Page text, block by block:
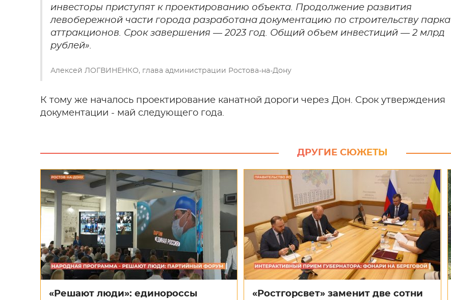
инвесторы приступят к проектированию объекта. Продолжение развития
левобережной части города разработана документацию по строительству парка
аттракционов. Срок завершения — 2023 год. Общий объем инвестиций — 2 млрд
рублей».
Алексей ЛОГВИНЕНКО, глава администрации Ростова-на-Дону
К тому же началось проектирование канатной дороги через Дон. Срок утверждения
документации - май следующего года.
ДРУГИЕ СЮЖЕТЫ
«Решают люди»: единороссы
«Ростгорсвет» заменит две сотни